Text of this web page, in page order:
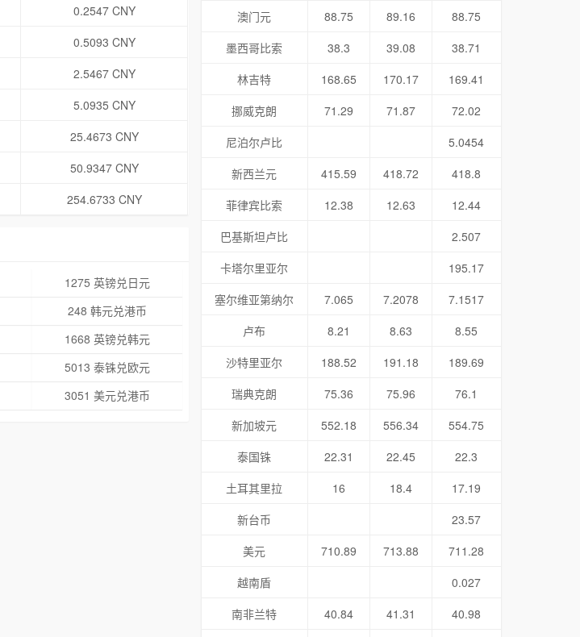
0.2547 CNY
0.5093 CNY
2.5467 CNY
5.0935 CNY
25.4673 CNY
50.9347 CNY
254.6733 CNY
1275 英镑兑日元
248 韩元兑港币
1668 英镑兑韩元
5013 泰铢兑欧元
3051 美元兑港币
澳门元
88.75 89.16
88.75
墨西哥比索
38.3 39.08
38.71
林吉特
168.65 170.17
169.41
挪威克朗
71.29 71.87
72.02
尼泊尔卢比
5.0454
新西兰元
415.59 418.72
418.8
菲律宾比索
12.38 12.63
12.44
巴基斯坦卢比
2.507
卡塔尔里亚尔
195.17
塞尔维亚第纳尔
7.065 7.2078
7.1517
卢布
8.21 8.63
8.55
沙特里亚尔
188.52 191.18
189.69
瑞典克朗
75.36 75.96
76.1
新加坡元
552.18 556.34
554.75
泰国铢
22.31 22.45
22.3
土耳其里拉
16 18.4
17.19
新台币
23.57
美元
710.89 713.88
711.28
越南盾
0.027
南非兰特
40.84 41.31 40.98